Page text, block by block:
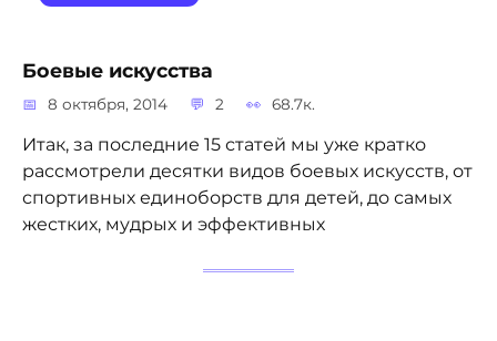
Боевые искусства
8 октября, 2014 2 68.7к.
Итак, за последние 15 статей мы уже кратко
рассмотрели десятки видов боевых искусств, от
спортивных единоборств для детей, до самых
жестких, мудрых и эффективных